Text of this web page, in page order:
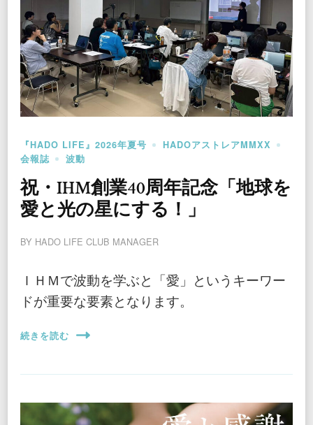
『HADO LIFE』2026年夏号
HADOアストレアMMXX
会報誌
波動
祝・IHM創業40周年記念「地球を
愛と光の星にする！」
BY HADO LIFE CLUB MANAGER
ＩＨＭで波動を学ぶと「愛」というキーワー
ドが重要な要素となります。
続きを読む